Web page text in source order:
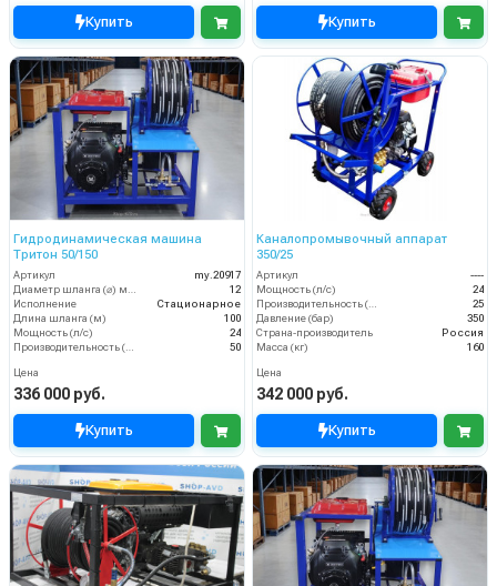
Купить Купить
Гидродинамическая машина
Тритон 50/150
Артикул
my.20917
Диаметр шланга (⌀) мм:
12
Исполнение
Стационарное
Длина шланга (м)
100
Мощность (л/с)
24
Производительность (л/мин)
50
Цена
336 000 руб.
Купить
Каналопромывочный аппарат
350/25
Артикул
----
Мощность (л/с)
24
Производительность (л/мин)
25
Давление (бар)
350
Страна-производитель
Россия
Масса (кг)
160
Цена
342 000 руб.
Купить